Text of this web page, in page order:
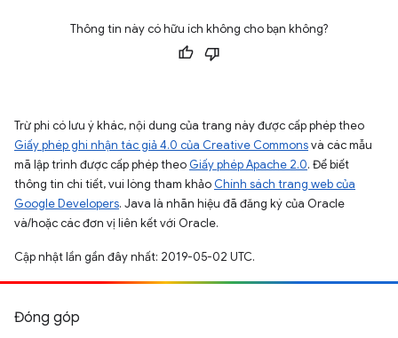
Thông tin này có hữu ích không cho bạn không?
Trừ phi có lưu ý khác, nội dung của trang này được cấp phép theo
Giấy phép ghi nhận tác giả 4.0 của Creative Commonsvà các mẫu
mã lập trình được cấp phép theo Giấy phép Apache 2.0. Để biết
thông tin chi tiết, vui lòng tham khảo Chính sách trang web của
Google Developers. Java là nhãn hiệu đã đăng ký của Oracle
và/hoặc các đơn vị liên kết với Oracle.
Cập nhật lần gần đây nhất: 2019-05-02 UTC.
Đóng góp